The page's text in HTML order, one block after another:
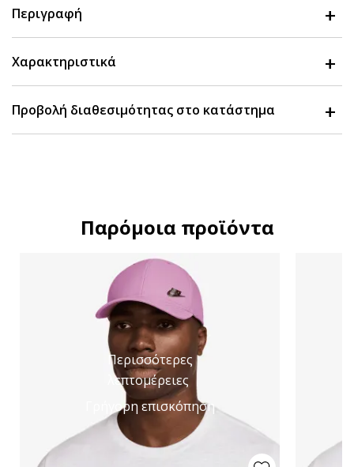
Περιγραφή
Χαρακτηριστικά
Προβολή διαθεσιμότητας στο κατάστημα
Παρόμοια προϊόντα
Περισσότερες
λεπτομέρειες
Γρήγορη επισκόπηση